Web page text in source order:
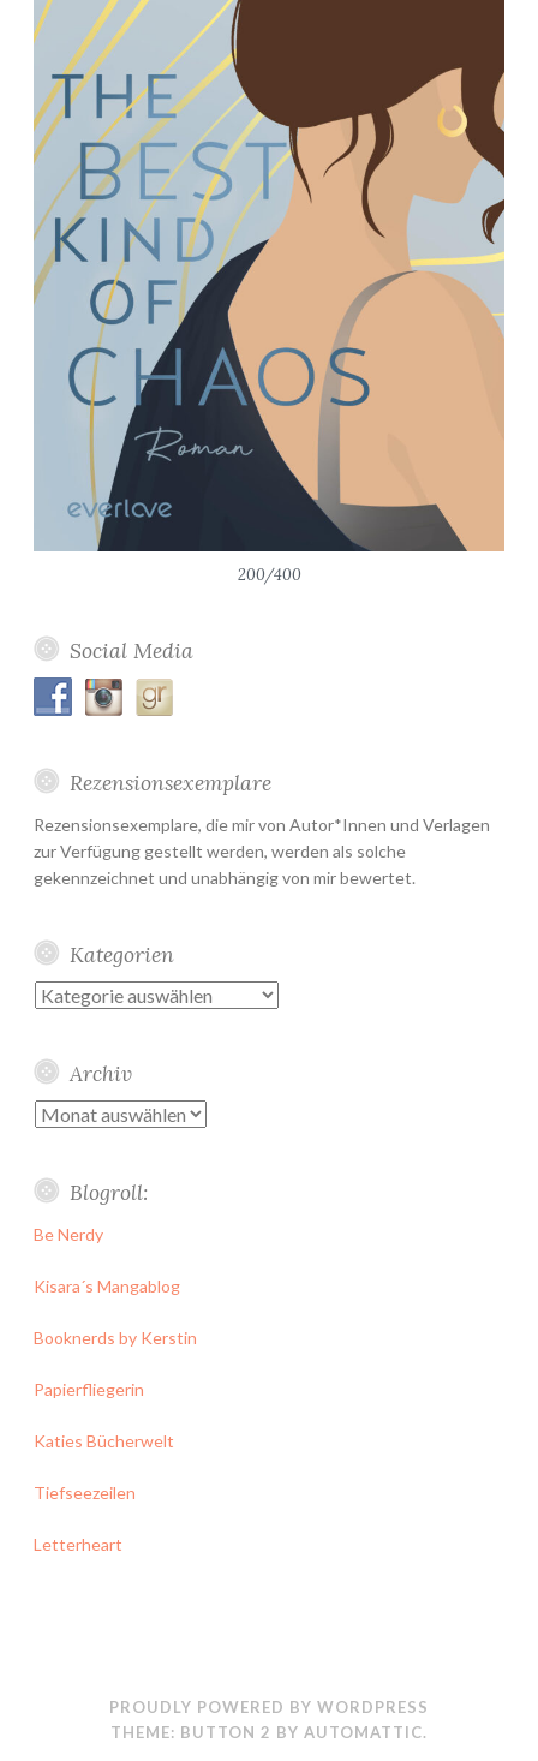
200/400
Social Media
Rezensionsexemplare
Rezensionsexemplare, die mir von Autor*Innen und Verlagen
zur Verfügung gestellt werden, werden als solche
gekennzeichnet und unabhängig von mir bewertet.
Kategorien
Kategorien
Archiv
Archiv
Blogroll:
Be Nerdy
Kisara´s Mangablog
Booknerds by Kerstin
Papierfliegerin
Katies Bücherwelt
Tiefseezeilen
Letterheart
PROUDLY POWERED BY WORDPRESS
THEME: BUTTON 2 BY AUTOMATTIC.